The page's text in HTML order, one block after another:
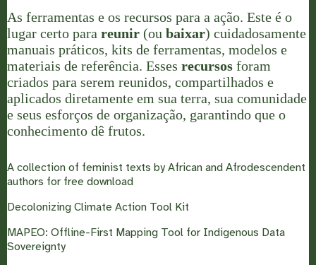
As ferramentas e os recursos para a ação. Este é o
lugar certo para reunir (ou baixar) cuidadosamente
manuais práticos, kits de ferramentas, modelos e
materiais de referência. Esses recursos foram
criados para serem reunidos, compartilhados e
aplicados diretamente em sua terra, sua comunidade
e seus esforços de organização, garantindo que o
conhecimento dê frutos.
A collection of feminist texts by African and Afrodescendent
authors for free download
Decolonizing Climate Action Tool Kit
MAPEO: Offline-First Mapping Tool for Indigenous Data
Sovereignty